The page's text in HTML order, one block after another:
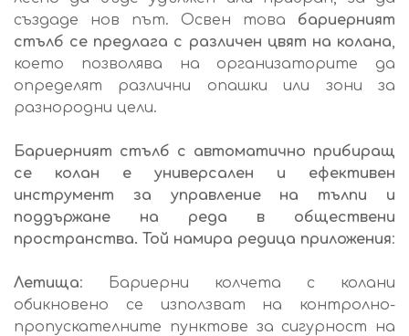
създаде нов път. Освен това бариерният
стълб се предлага с различен цвят на колана,
което позволява на организаторите да
определят различни опашки или зони за
разнородни цели.
Бариерният стълб с автоматично прибиращ
се колан е универсален и ефективен
инструмент за управление на тълпи и
поддържане на реда в обществени
пространства. Той намира редица приложения:
Летища: Бариерни колчета с колани
обикновено се използват на контролно-
пропускателните пунктове за сигурност на